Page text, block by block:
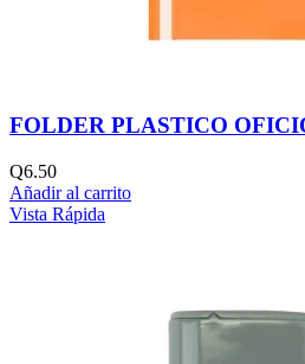
FOLDER PLASTICO
Q6.50
Añadir al carrito
Vista Rápida